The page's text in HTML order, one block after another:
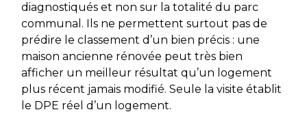
diagnostiqués et non sur la totalité du parc
communal. Ils ne permettent surtout pas de
prédire le classement d’un bien précis : une
maison ancienne rénovée peut très bien
afficher un meilleur résultat qu’un logement
plus récent jamais modifié. Seule la visite établit
le DPE réel d’un logement.